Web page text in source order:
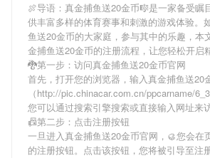
🍖导语： 真金捕鱼送20金币🎼是一家备受瞩
供丰富多样的体育赛事和刺激的游戏体验。
鱼送20金币的大家庭，参与其中的乐趣，本
金捕鱼送20金币的注册流程，让您轻松开启
🐉第一步：访问真金捕鱼送20金币官网
首先，打开您的浏览器，输入真金捕鱼送20
（http://pic.chinacar.com.cn/ppcarname/
您可以通过搜索引擎搜索或直接输入网址来访
📠第二步：点击注册按钮
一旦进入真金捕鱼送20金币官网，🥮您会在
的注册按钮。点击该按钮，您将被引导至注